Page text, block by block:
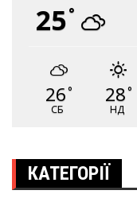
25°
26°
СБ
28°
НД
КАТЕГОРІЇ